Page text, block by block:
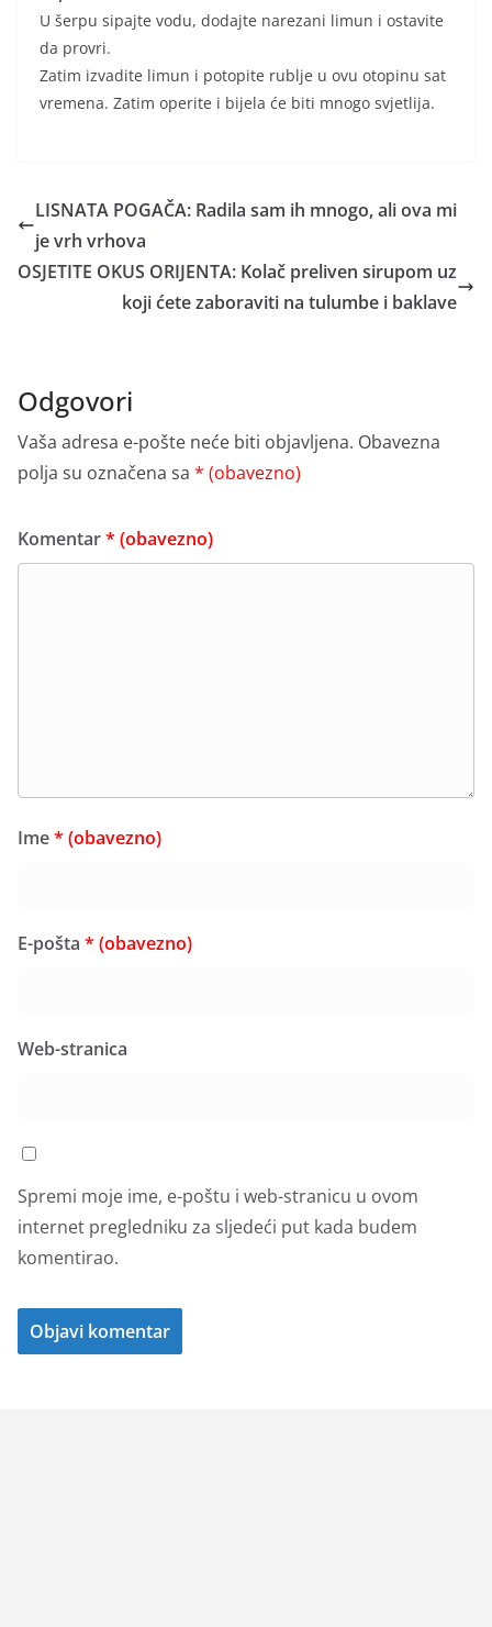
U šerpu sipajte vodu, dodajte narezani limun i ostavite
da provri.
Zatim izvadite limun i potopite rublje u ovu otopinu sat
vremena. Zatim operite i bijela će biti mnogo svjetlija.
LISNATA POGAČA: Radila sam ih mnogo, ali ova mi
je vrh vrhova
OSJETITE OKUS ORIJENTA: Kolač preliven sirupom uz
koji ćete zaboraviti na tulumbe i baklave
Odgovori
Vaša adresa e-pošte neće biti objavljena. Obavezna
polja su označena sa * (obavezno)
Komentar* (obavezno)
Ime* (obavezno)
E-pošta * (obavezno)
Web-stranica
Spremi moje ime, e-poštu i web-stranicu u ovom
internet pregledniku za sljedeći put kada budem
komentirao.